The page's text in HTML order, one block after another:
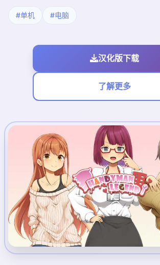
#单机 #电脑
汉化版下载
了解更多